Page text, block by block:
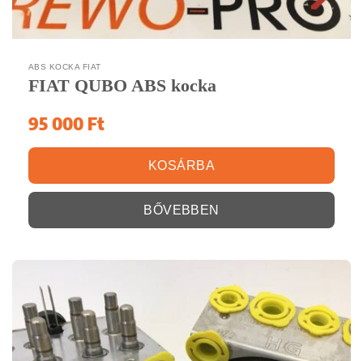
ABS KOCKA FIAT
FIAT QUBO ABS kocka
95 000 Ft
KOSÁRBA
BŐVEBBEN